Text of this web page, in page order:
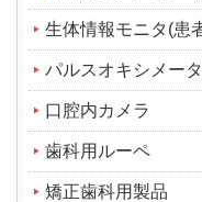
生体情報モニタ(患
パルスオキシメー
口腔内カメラ
歯科用ルーペ
矯正歯科用製品